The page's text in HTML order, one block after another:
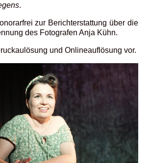
.
zur Berichterstattung über die
des Fotografen Anja Kühn.
und Onlineauflösung vor.